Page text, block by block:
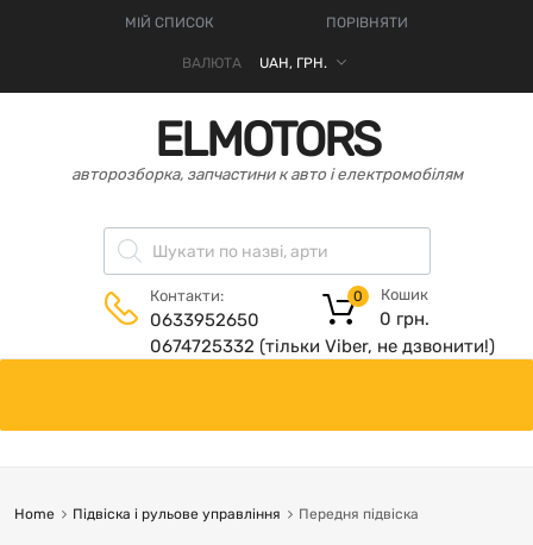
МІЙ СПИСОК ПОРІВНЯТИ
ВАЛЮТА
ELMOTORS
авторозборка, запчастини к авто і електромобілям
Контакти:
0633952650
0674725332 (тільки Viber, не дзвонити!)
Кошик
0 грн.
0
Home Підвіска і рульове управління Передня підвіска